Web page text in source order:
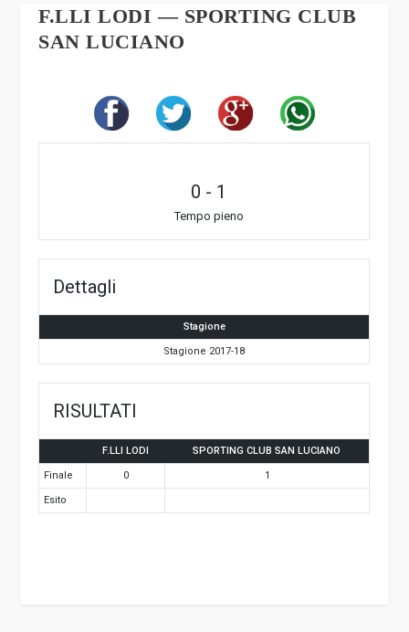
F.LLI LODI — SPORTING CLUB
SAN LUCIANO
0 - 1
Tempo pieno
Dettagli
Stagione
Stagione 2017-18
RISULTATI
F.LLI LODI SPORTING CLUB SAN LUCIANO
Finale 0 1
Esito